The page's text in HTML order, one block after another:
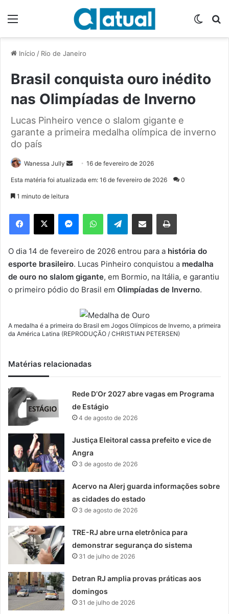
Início / Rio de Janeiro
Brasil conquista ouro inédito
nas Olimpíadas de Inverno
Lucas Pinheiro vence o slalom gigante e
garante a primeira medalha olímpica de inverno
do país
Wanessa Jully
e
m
e
-
m
a
16 de fevereiro de 2026
Esta matéria foi atualizada em: 16 de fevereiro de 2026 0
1 minuto de leitura
Telegram
O dia 14 de fevereiro de 2026 entrou para a história do
esporte brasileiro. Lucas Pinheiro conquistou a medalha
de ouro no slalom gigante, em Bormio, na Itália, e garantiu
o primeiro pódio do Brasil em Olimpíadas de Inverno.
A medalha é a primeira do Brasil em Jogos Olímpicos de Inverno, a primeira
da América Latina (REPRODUÇÃO / CHRISTIAN PETERSEN)
Matérias relacionadas
Rede D’Or 2027 abre vagas em Programa
de Estágio
4 de agosto de 2026
Justiça Eleitoral cassa prefeito e vice de
Angra
3 de agosto de 2026
Acervo na Alerj guarda informações sobre
as cidades do estado
3 de agosto de 2026
TRE-RJ abre urna eletrônica para
demonstrar segurança do sistema
31 de julho de 2026
Detran RJ amplia provas práticas aos
domingos
31 de julho de 2026